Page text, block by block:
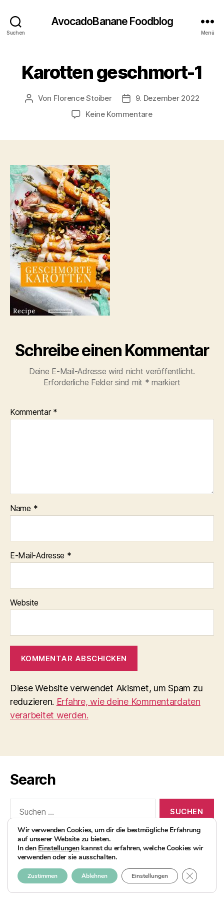
Suchen
AvocadoBanane Foodblog
Menü
Karotten geschmort-1
Beitragsautor
Von Florence Stoiber Veröffentlichungsdatum
9. Dezember 2022
Keine Kommentarezu
Schreibe einen Kommentar
Deine E-Mail-Adresse wird nicht veröffentlicht.
Erforderliche Felder sind mit * markiert
Kommentar *
Name *
E-Mail-Adresse *
Website
Diese Website verwendet Akismet, um Spam zu
reduzieren. Erfahre, wie deine Kommentardaten
verarbeitet werden.
Search
nach:
© 2026AvocadoBanane Foodblog
Impressum
Wir verwenden Cookies, um dir die bestmögliche Erfahrung
auf unserer Website zu bieten.
In den Einstellungenkannst du erfahren, welche Cookies wir
verwenden oder sie ausschalten.
Zustimmen Ablehnen Einstellungen GDPR